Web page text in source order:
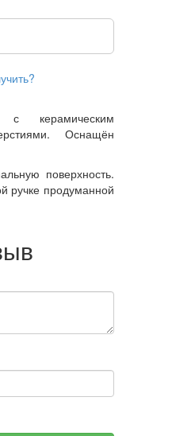
с керамическим
Оснащён
поверхность.
ручке продуманной